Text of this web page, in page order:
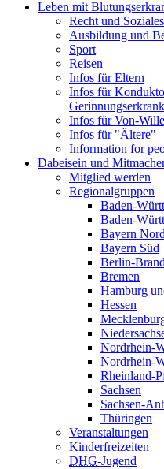
Leben mit
Recht und Soziales
Ausbildung und
Sport
Reisen
Infos für Eltern
Infos für
Infos für Von-
Infos für "Ältere"
Information for
Dabeisein und
Mitglied werden
Regionalgruppen
Baden-
Baden-
Bayern Nord
Bayern Süd
Berlin-
Bremen
Hamburg
Hessen
Nordrhein-
Nordrhein-
Rheinland-
Sachsen
Sachsen-
Thüringen
Veranstaltungen
Kinderfreizeiten
DHG-Jugend